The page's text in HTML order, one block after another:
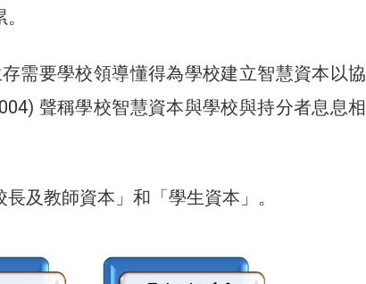
需要學校領導懂得為學校建立智慧資本以協
聲稱學校智慧資本與學校與持分者息息相
長及教師資本」和「學生資本」。